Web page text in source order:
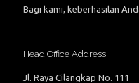
Bagi kami, keberhasilan
Head Office Address
Jl. Raya Cilangkap No. 111